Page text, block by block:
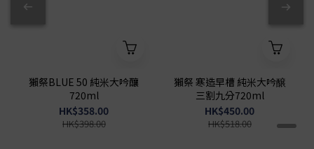
獺祭BLUE 50 純米大吟釀
720ml
HK$358.00
HK$398.00
獺祭 寒造早槽 純米大吟醸
三割九分720ml
HK$450.00
HK$518.00